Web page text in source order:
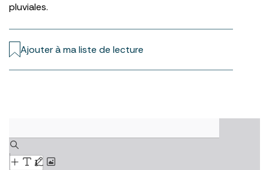
pluviales.
Ajouter à ma liste de lecture